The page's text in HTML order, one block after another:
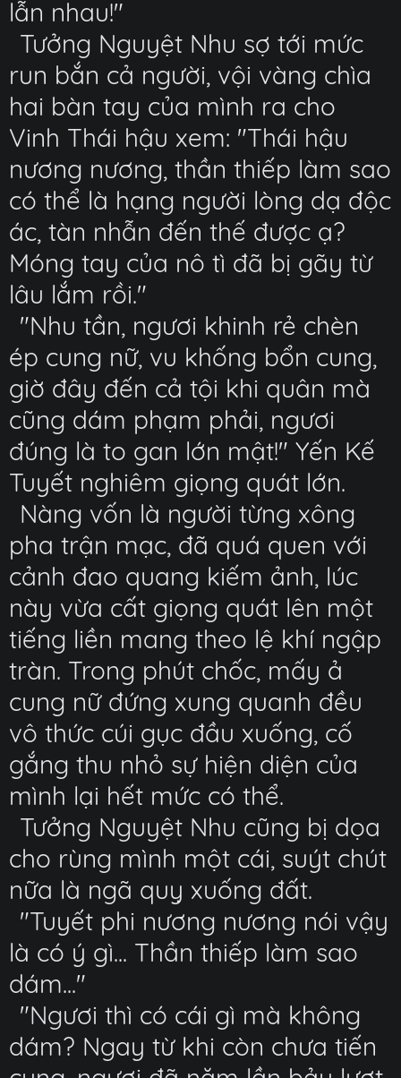
lẫn nhau!"
Tưởng Nguyệt Nhu sợ tới mức
run bắn cả người, vội vàng chìa
hai bàn tay của mình ra cho
Vinh Thái hậu xem: "Thái hậu
nương nương, thần thiếp làm sao
có thể là hạng người lòng dạ độc
ác, tàn nhẫn đến thế được ạ?
Móng tay của nô tì đã bị gãy từ
lâu lắm rồi."
"Nhu tần, ngươi khinh rẻ chèn
ép cung nữ, vu khống bổn cung,
giờ đây đến cả tội khi quân mà
cũng dám phạm phải, ngươi
đúng là to gan lớn mật!" Yến Kế
Tuyết nghiêm giọng quát lớn.
Nàng vốn là người từng xông
pha trận mạc, đã quá quen với
cảnh đao quang kiếm ảnh, lúc
này vừa cất giọng quát lên một
tiếng liền mang theo lệ khí ngập
tràn. Trong phút chốc, mấy ả
cung nữ đứng xung quanh đều
vô thức cúi gục đầu xuống, cố
gắng thu nhỏ sự hiện diện của
mình lại hết mức có thể.
Tưởng Nguyệt Nhu cũng bị dọa
cho rùng mình một cái, suýt chút
nữa là ngã quỵ xuống đất.
"Tuyết phi nương nương nói vậy
là có ý gì... Thần thiếp làm sao
dám..."
"Ngươi thì có cái gì mà không
dám? Ngay từ khi còn chưa tiến